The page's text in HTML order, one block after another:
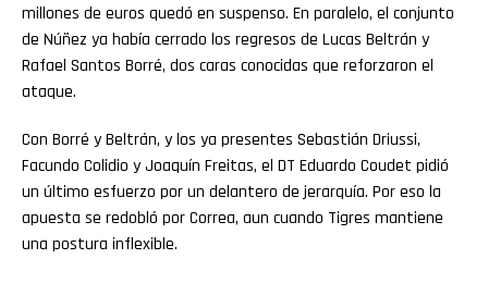
millones de euros quedó en suspenso. En paralelo, el conjunto
de Núñez ya había cerrado los regresos de Lucas Beltrán y
Rafael Santos Borré, dos caras conocidas que reforzaron el
ataque.
Con Borré y Beltrán, y los ya presentes Sebastián Driussi,
Facundo Colidio y Joaquín Freitas, el DT Eduardo Coudet pidió
un último esfuerzo por un delantero de jerarquía. Por eso la
apuesta se redobló por Correa, aun cuando Tigres mantiene
una postura inflexible.